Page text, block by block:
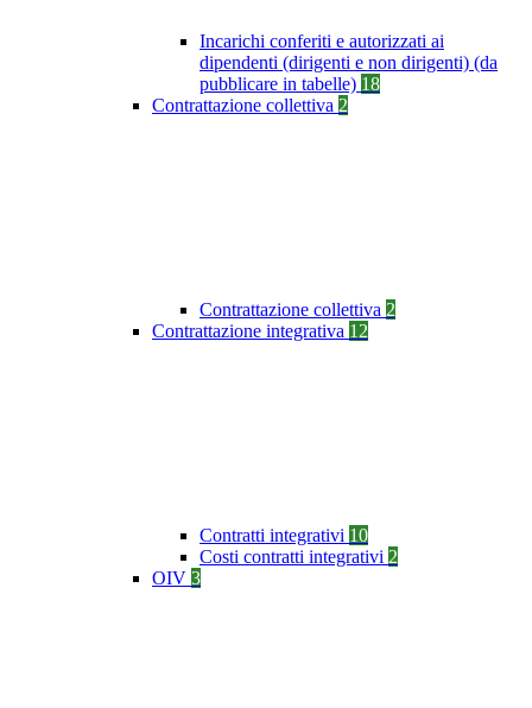
Incarichi conferiti e autorizzati ai
dipendenti (dirigenti e non dirigenti) (da
pubblicare in tabelle) 18
Contrattazione collettiva 2
Contrattazione collettiva 2
Contrattazione integrativa 12
Contratti integrativi 10
Costi contratti integrativi 2
OIV 3